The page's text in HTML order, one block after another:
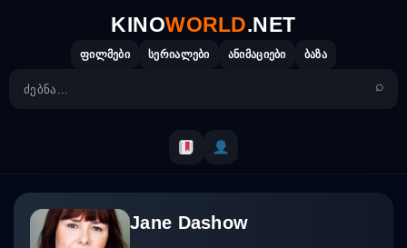
KINOWORLD.NET
ფილმები სერიალები ანიმაციები ბაზა
Jane Dashow